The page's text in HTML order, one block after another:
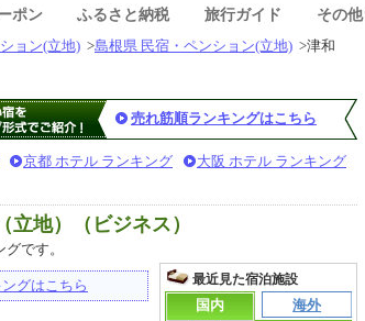
ポン ふるさと納税 旅行ガイド
その他
ョン(立地) >島根県 民宿・ペンション(立地) >津和
売れ筋順ランキングはこちら
京都 ホテル ランキング 大阪 ホテル ランキング
地）（ビジネス）
です。
グはこちら
最近見た宿泊施設
国内
海外